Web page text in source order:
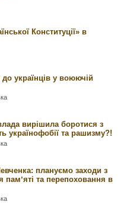
Конституції» в
українців у воюючій
вирішила боротися з
українофобії та рашизму?!
плануємо заходи з
памʼяті та перепоховання в